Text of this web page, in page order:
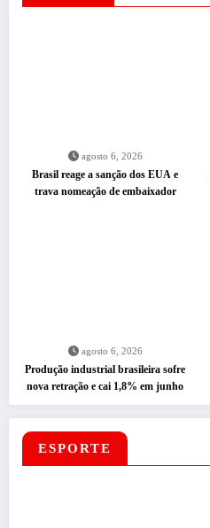
agosto 6, 2026
Brasil reage a sanção dos EUA e
trava nomeação de embaixador
agosto 6, 2026
Produção industrial brasileira sofre
nova retração e cai 1,8% em junho
ESPORTE